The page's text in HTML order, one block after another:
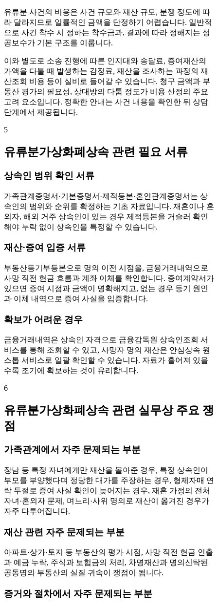
유류분 사건의 비용은 사건 규모와 재산 규모, 분쟁 정도에 따
라 달라지므로 일률적인 금액을 단정하기 어렵습니다. 일반적
으로 사건 착수 시 정하는 착수금과, 결과에 따라 정해지는 성
공보수가 기본 구조를 이룹니다.
이와 별도로 소송 진행에 따른 인지대와 송달료, 증여재산의
가액을 다툴 때 발생하는 감정료, 재산을 조사하는 과정의 재
산조회 비용 등이 실비로 들어갈 수 있습니다. 청구 금액과 부
동산 평가의 필요성, 상대방의 다툼 정도가 비용 산정의 주요
고려 요소입니다. 정확한 안내는 사건 내용을 확인한 뒤 상담
단계에서 제공됩니다.
5
유류분가상화폐상속 관련 필요 서류
상속인 범위 확인 서류
가족관계증명서·기본증명서·제적등본·혼인관계증명서는 상
속인의 범위와 순위를 확정하는 기초 자료입니다. 재혼이나 혼
외자, 해외 거주 상속인이 있는 경우 제적등본을 거슬러 확인
해야 누락 없이 상속인을 특정할 수 있습니다.
재산·증여 입증 서류
부동산등기부등본으로 명의 이전 시점을, 금융거래내역으로
사망 직전 현금 흐름과 계좌 이체를 확인합니다. 증여계약서가
있으면 증여 시점과 금액이 명확해지고, 없는 경우 등기 원인
과 이체 내역으로 증여 사실을 입증합니다.
확보가 어려운 경우
금융거래내역은 상속인 자격으로 금융감독원 상속인조회 서
비스를 통해 조회할 수 있고, 사망자 명의 재산은 안심상속 원
스톱 서비스로 일괄 확인할 수 있습니다. 자료가 흩어져 있을
수록 조기에 확보하는 것이 유리합니다.
6
유류분가상화폐상속 관련 실무상 주요 쟁
점
가족관계에서 자주 문제되는 부분
장남 등 특정 자녀에게만 재산을 몰아준 경우, 특정 상속인이
부모를 부양했다며 정당한 대가를 주장하는 경우, 형제자매 연
락 두절로 증여 사실 확인이 늦어지는 경우, 재혼 가정의 전처
자녀·혼외자 문제, 며느리·사위 명의로 재산이 옮겨진 경우가
자주 다투어집니다.
재산 관련 자주 문제되는 부분
아파트·상가·토지 등 부동산의 평가 시점, 사망 직전 현금 인출
과 예금 누락, 주식과 보험금의 처리, 차명재산과 명의신탁된
공동명의 부동산의 실질 귀속이 쟁점이 됩니다.
증거와 절차에서 자주 문제되는 부분